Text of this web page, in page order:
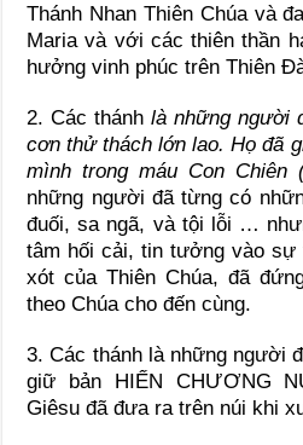
Thánh Nhan Thiên Chúa và
Maria và với các thiên thần
hưởng vinh phúc trên Thiên
2. Các thánhlà những người
cơn thử thách lớn lao. Họ đã
mình trong máu Con Chiên
những người đã từng có
đuối, sa ngã, và tội lỗi …
tâm hối cải, tin tưởng vào
xót của Thiên Chúa, đã
theo Chúa cho đến cùng.
3. Các thánh là những người
giữ bản HIẾN CHƯƠNG
Giêsu đã đưa ra trên núi khi